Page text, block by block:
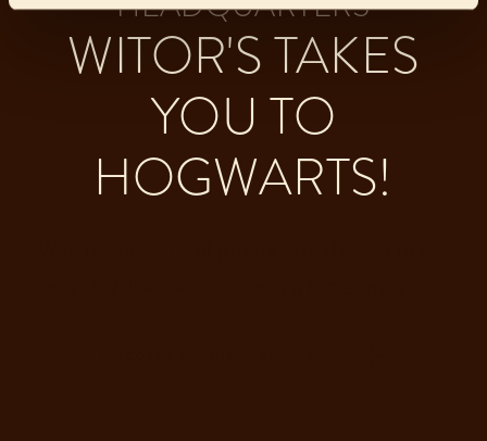
WITOR'S TAKES
YOU TO
HOGWARTS!